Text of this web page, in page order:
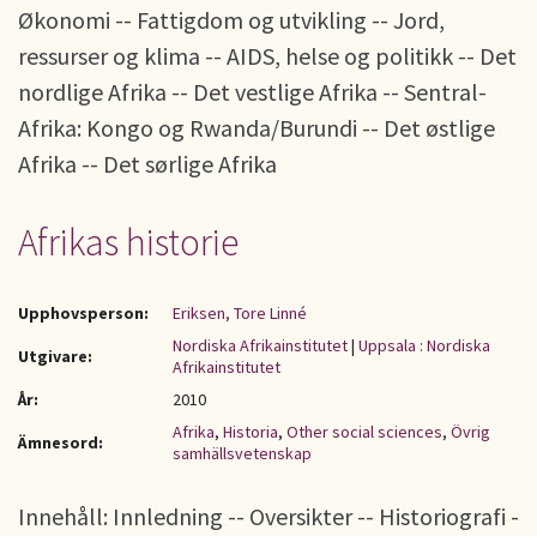
Økonomi -- Fattigdom og utvikling -- Jord,
ressurser og klima -- AIDS, helse og politikk -- Det
nordlige Afrika -- Det vestlige Afrika -- Sentral-
Afrika: Kongo og Rwanda/Burundi -- Det østlige
Afrika -- Det sørlige Afrika
Afrikas historie
Upphovsperson:
Eriksen, Tore Linné
Utgivare:
Nordiska Afrikainstitutet| Uppsala : Nordiska
Afrikainstitutet
År:
2010
Ämnesord:
Afrika, Historia, Other social sciences, Övrig
samhällsvetenskap
Innehåll: Innledning -- Oversikter -- Historiografi -